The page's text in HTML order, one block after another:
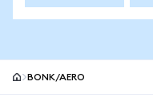
BONK/AERO